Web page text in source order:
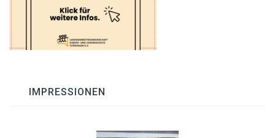
IMPRESSIONEN